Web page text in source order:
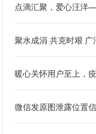
点滴汇聚，爱心汪洋
聚水成涓 共克时艰
暖心关怀用户至上，
微信发原图泄露位置